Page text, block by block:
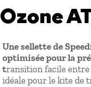
Ozone
Une sellette de
optimisée pour la
transition facile entre
idéale pour le kite de